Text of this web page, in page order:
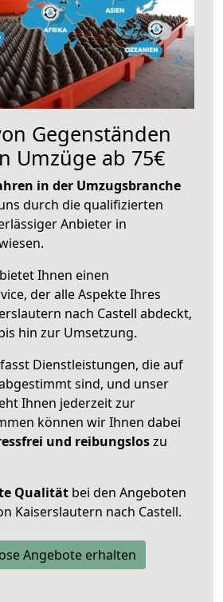
Gegenständen
Umzüge ab 75€
in der Umzugsbranche
durch die qualifizierten
Anbieter in
bietet Ihnen einen
der alle Aspekte Ihres
nach Castell abdeckt,
hin zur Umsetzung.
Dienstleistungen, die auf
sind, und unser
Ihnen jederzeit zur
können wir Ihnen dabei
und reibungsloszu
Qualität bei den Angeboten
Kaiserslautern nach Castell.
Angebote erhalten